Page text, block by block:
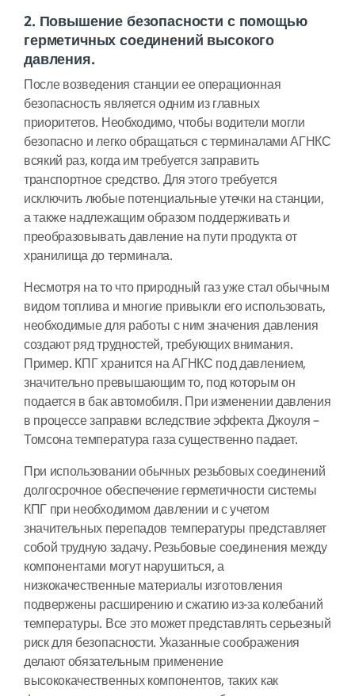
2. Повышение безопасности с помощью
герметичных соединений высокого
давления.
После возведения станции ее операционная
безопасность является одним из главных
приоритетов. Необходимо, чтобы водители могли
безопасно и легко обращаться с терминалами АГНКС
всякий раз, когда им требуется заправить
транспортное средство. Для этого требуется
исключить любые потенциальные утечки на станции,
а также надлежащим образом поддерживать и
преобразовывать давление на пути продукта от
хранилища до терминала.
Несмотря на то что природный газ уже стал обычным
видом топлива и многие привыкли его использовать,
необходимые для работы с ним значения давления
создают ряд трудностей, требующих внимания.
Пример. КПГ хранится на АГНКС под давлением,
значительно превышающим то, под которым он
подается в бак автомобиля. При изменении давления
в процессе заправки вследствие эффекта Джоуля –
Томсона температура газа существенно падает.
При использовании обычных резьбовых соединений
долгосрочное обеспечение герметичности системы
КПГ при необходимом давлении и с учетом
значительных перепадов температуры представляет
собой трудную задачу. Резьбовые соединения между
компонентами могут нарушиться, а
низкокачественные материалы изготовления
подвержены расширению и сжатию из-за колебаний
температуры. Все это может представлять серьезный
риск для безопасности. Указанные соображения
делают обязательным применение
высококачественных компонентов, таких как